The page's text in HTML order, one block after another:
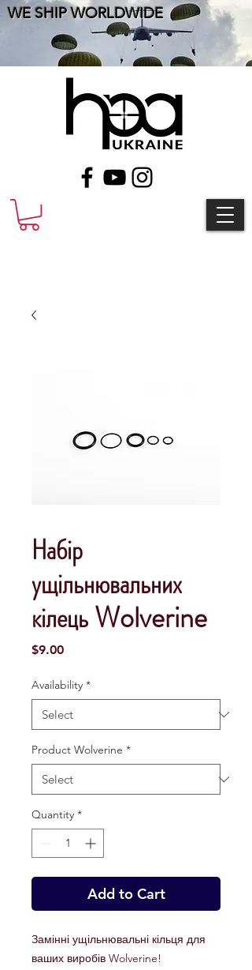
WE SHIP WORLDWIDE
Набір
ущільнювальних
кілець Wolverine
$9.00Price
Availability *
Product Wolverine *
Quantity *
Add to Cart
Замінні ущільнювальні кільця для
ваших виробів Wolverine!